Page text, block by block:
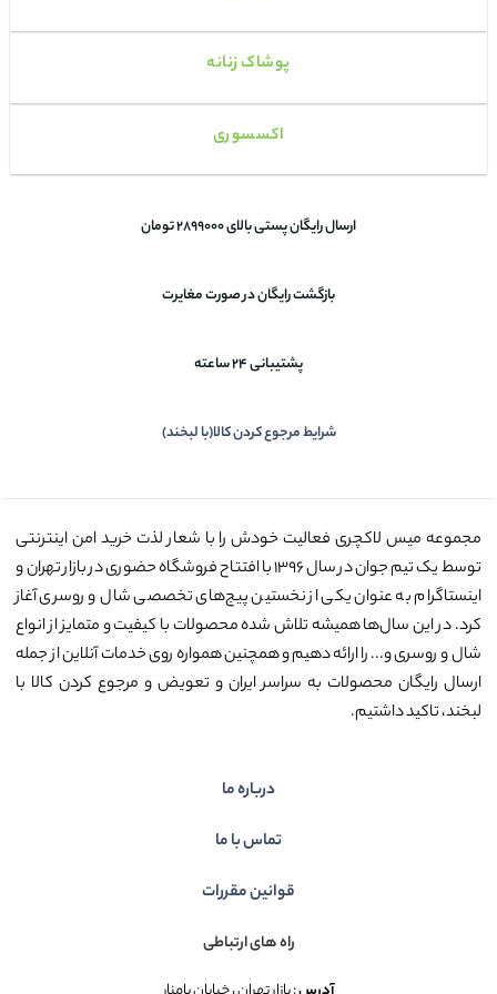
پوشاک زنانه
اکسسوری
ارسال رایگان پستی بالای 2899000 تومان
بازگشت رایگان در صورت مغایرت
پشتیبانی 24 ساعته
شرایط مرجوع کردن کالا(با لبخند)
مجموعه میس لاکچری فعالیت خودش را با شعار لذت خرید امن اینترنتی
توسط یک تیم جوان در سال ۱۳۹۶ با افتتاح فروشگاه حضوری در بازار تهران و
اینستاگرام به عنوان یکی از نخستین پیج‌های تخصصی شال و روسری آغاز
کرد. در این سال‌ها همیشه تلاش شده محصولات با کیفیت و متمایز از انواع
شال و روسری و... را ارائه دهیم و همچنین همواره روی خدمات آنلاین از جمله
ارسال رایگان محصولات به سراسر ایران و تعویض و مرجوع کردن کالا با
لبخند، تاکید داشتیم.
درباره ما
تماس با ما
قوانین مقررات
راه های ارتباطی